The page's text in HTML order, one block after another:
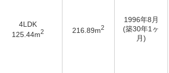
4LDK
125.44m2 216.89m2
1996年8月
(築30年1ヶ
月)